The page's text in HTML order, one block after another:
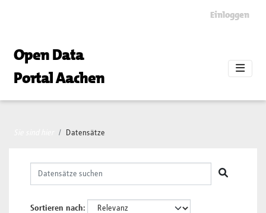
Einloggen
Open Data
Portal Aachen
Datensätze
Sortieren nach